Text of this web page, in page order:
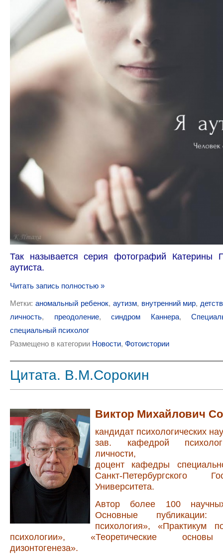
Так называется серия фотографий Катерины
аутиста.
Читать запись полностью »
Метки: аномальный ребенок, аутизм, внутренний мир,
личность, преодоление,синдром Каннера,
специальный психолог
Размещено в категории Новости, Фотоистории
Цитата. В.М.Сорокин
Виктор Михайлович
кандидат психологических
зав. кафедрой
личности,
доцент кафедры
Санкт-Петербургского
Университета.
Автор более 100
Основные публикации:
психология», «Практикум
психологии», «Теоретические основы
дизонтогенеза».